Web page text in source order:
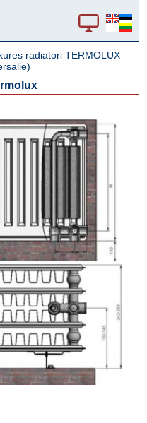
radiatori TERMOLUX -